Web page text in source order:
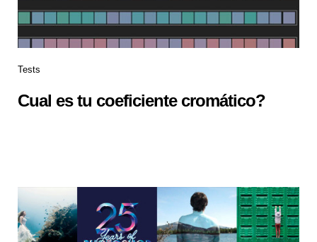
Tests
Cual es tu coeficiente cromático?